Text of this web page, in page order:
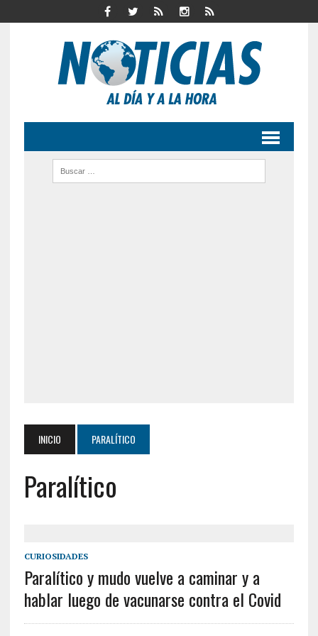
INICIO PARALÍTICO
Paralítico
CURIOSIDADES
Paralítico y mudo vuelve a caminar y a
hablar luego de vacunarse contra el Covid